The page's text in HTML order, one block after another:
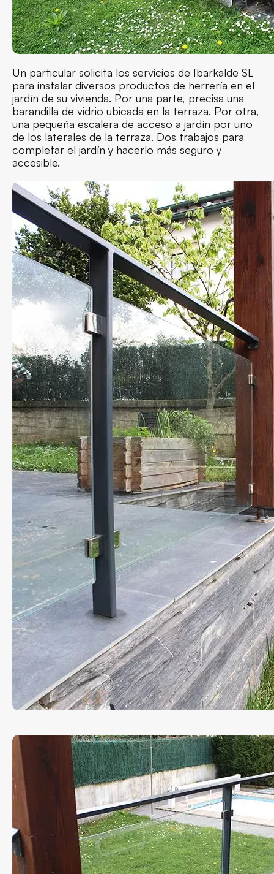
Un particular solicita los servicios de Ibarkalde SL
para instalar diversos productos de herrería en el
jardín de su vivienda. Por una parte, precisa una
barandilla de vidrio ubicada en la terraza. Por otra,
una pequeña escalera de acceso a jardín por uno
de los laterales de la terraza. Dos trabajos para
completar el jardín y hacerlo más seguro y
accesible.